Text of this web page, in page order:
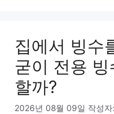
집에서 빙수
굳이 전용
할까?
2026년 08월 09일 작성자: